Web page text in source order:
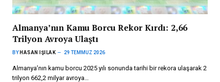
Almanya’nın Kamu Borcu Rekor Kırdı: 2,66
Trilyon Avroya Ulaştı
BY HASAN IŞILAK 29 TEMMUZ 2026
Almanya’nın kamu borcu 2025 yılı sonunda tarihi bir rekora ulaşarak 2
trilyon 662,2 milyar avroya…